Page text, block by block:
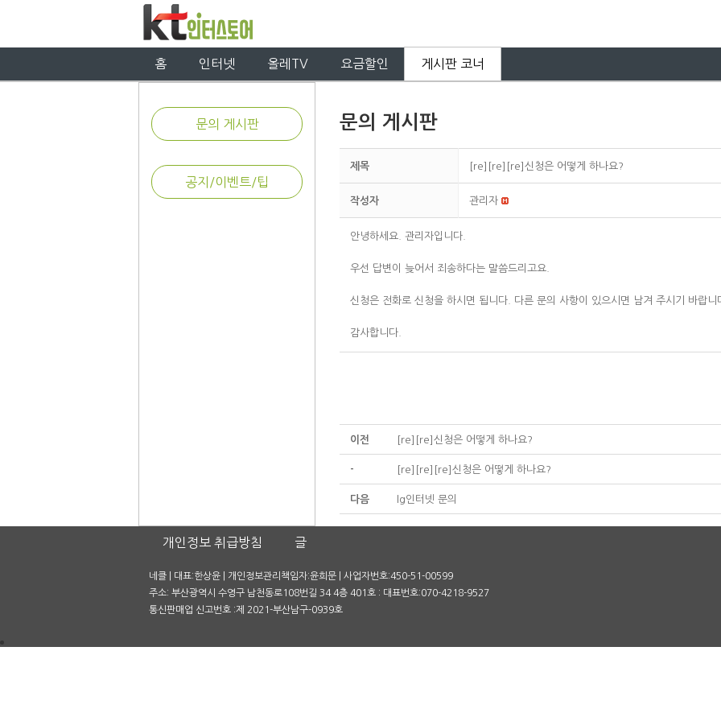
홈 인터넷 올레TV 요금할인 게시판 코너
문의 게시판
공지/이벤트/팁
문의 게시판
제목 [re][re][re]신청은 어떻게 하나요?
작성자 관리자
안녕하세요. 관리자입니다.
우선 답변이 늦어서 죄송하다는 말씀드리고요.
신청은 전화로 신청을 하시면 됩니다. 다른 문의 사항이 있으시면 남겨 주시기 바랍니
감사합니다.
이전 [re][re]신청은 어떻게 하나요?
- [re][re][re]신청은 어떻게 하나요?
다음 lg인터넷 문의
개인정보 취급방침 글
네클 | 대표:한상윤 | 개인정보관리책임자:윤희문 | 사업자번호:450-51-00599
주소: 부산광역시 수영구 남천동로108번길 34 4층 401호 : 대표번호:070-4218-9527
통신판매업 신고번호 :제 2021-부산남구-0939호